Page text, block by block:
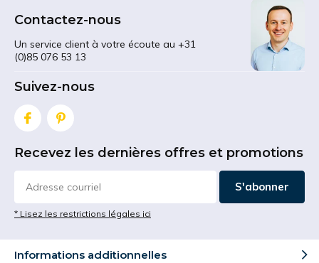
Contactez-nous
Un service client à votre écoute au +31
(0)85 076 53 13
Suivez-nous
Recevez les dernières offres et promotions
S'abonner
* Lisez les restrictions légales ici
Informations additionnelles